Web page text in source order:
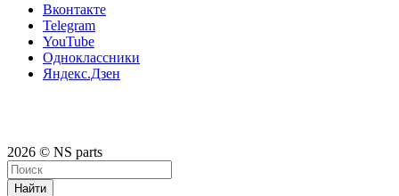
Вконтакте
Telegram
YouTube
Одноклассники
Яндекс.Дзен
2026 © NS parts
Найти